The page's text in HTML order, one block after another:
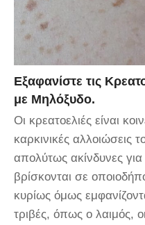
Εξαφανίστε τις
με Μηλόξυδο.
Οι κρεατοελιές είναι
καρκινικές αλλοιώσεις
απολύτως ακίνδυνες
βρίσκονται σε
κυρίως όμως
τριβές, όπως ο λαιμός,